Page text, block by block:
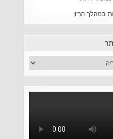
במהלך הריון